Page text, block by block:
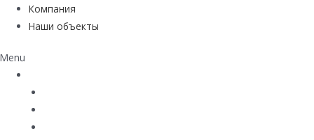
Компания
Наши объекты
Menu